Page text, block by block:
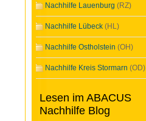
Nachhilfe Lauenburg (RZ)
Nachhilfe Lübeck (HL)
Nachhilfe Ostholstein (OH)
Nachhilfe Kreis Stormarn (OD)
Lesen im ABACUS
Nachhilfe Blog